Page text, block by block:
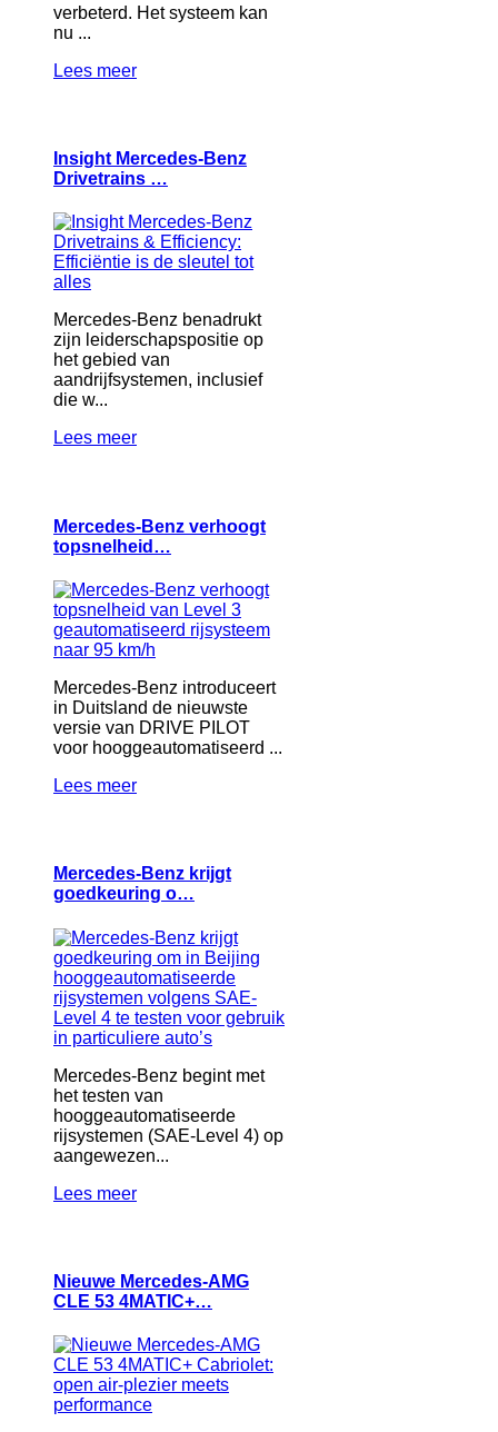
verbeterd. Het systeem kan
nu ...
Lees meer
Insight Mercedes-Benz
Drivetrains …
Mercedes-Benz benadrukt
zijn leiderschapspositie op
het gebied van
aandrijfsystemen, inclusief
die w...
Lees meer
Mercedes-Benz verhoogt
topsnelheid…
Mercedes-Benz introduceert
in Duitsland de nieuwste
versie van DRIVE PILOT
voor hooggeautomatiseerd ...
Lees meer
Mercedes-Benz krijgt
goedkeuring o…
Mercedes-Benz begint met
het testen van
hooggeautomatiseerde
rijsystemen (SAE-Level 4) op
aangewezen...
Lees meer
Nieuwe Mercedes-AMG
CLE 53 4MATIC+…